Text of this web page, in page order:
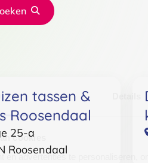
cookies
en advertenties te personaliseren,
tassen &
Roosendaal
25-a
Roosendaal